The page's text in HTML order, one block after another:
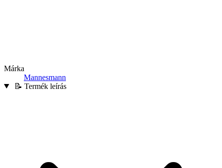
Márka
Mannesmann
📝 Termék leírás